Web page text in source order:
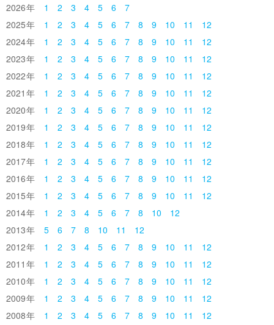
2026 1 2 3 4 5 6
7
2025
1 2 3 4 5 6 7 8 9 10 11
12
2024
1 2 3 4 5 6 7 8 9 10 11
12
2023
1 2 3 4 5 6 7 8 9 10 11
12
2022
1 2 3 4 5 6 7 8 9 10 11
12
2021
1 2 3 4 5 6 7 8 9 10 11
12
2020
1 2 3 4 5 6 7 8 9 10 11
12
2019
1 2 3 4 5 6 7 8 9 10 11
12
2018
1 2 3 4 5 6 7 8 9 10 11
12
2017
1 2 3 4 5 6 7 8 9 10 11
12
2016
1 2 3 4 5 6 7 8 9 10 11
12
2015
1 2 3 4 5 6 7 8 9 10 11
12
2014
1 2 3 4 5 6 7 8 10
12
2013
5 6 7 8 10 11
12
2012
1 2 3 4 5 6 7 8 9 10 11
12
2011
1 2 3 4 5 6 7 8 9 10 11
12
2010
1 2 3 4 5 6 7 8 9 10 11
12
2009
1 2 3 4 5 6 7 8 9 10 11
12
2008
1 2 3 4 5 6 7 8 9 10 11 12